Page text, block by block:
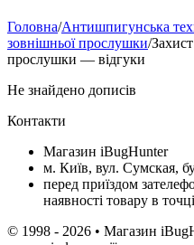
Головна/Антишпигунська
зовнішньої прослушки/
прослушки — відгуки
Не знайдено дописів
Контакти
Магазин iBugHunter
м. Київ, вул. Сумская,
перед приїздом
наявності товару в
© 1998 - 2026 • Магазин